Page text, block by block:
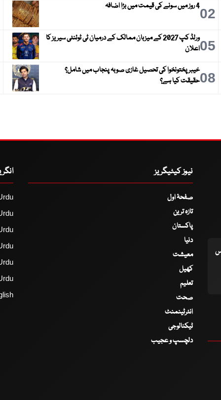
024 روز میں سونے کی قیمت میں بڑا اضافہ
05
ورلڈ کپ 2027 کے میزبان ممالک کے درمیان ٹی ٹوئنٹی سیریز کا
اعلان
08خیبر پختونخوا کی تحصیل غازی صوبہ پنجاب میں شامل؟
حقیقت کیا ہے؟
نیوز کیٹیگریز
صفحۂ اول
تازہ ترین
پاکستان
دنیا
معیشت
کھیل
تعلیم
صحت
انٹرٹینمنٹ
ٹیکنالوجی
دلچسپ و عجیب